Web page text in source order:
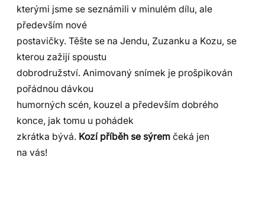
kterými jsme se seznámili v minulém dílu, ale
především nové
postavičky. Těšte se na Jendu, Zuzanku a Kozu, se
kterou zažijí spoustu
dobrodružství. Animovaný snímek je prošpikován
pořádnou dávkou
humorných scén, kouzel a především dobrého
konce, jak tomu u pohádek
zkrátka bývá. Kozí příběh se sýrem čeká jen
na vás!